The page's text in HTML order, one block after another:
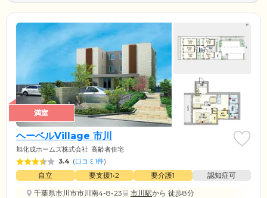
満室
ヘーベルVillage 市川
旭化成ホームズ株式会社 高齢者住宅
3.4 (口コミ1件)
自立 要支援1•2 要介護1
認知症可
千葉県市川市市川南4-8-23
市川駅から 徒歩8分